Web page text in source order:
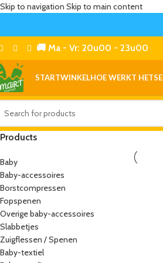
Skip to navigation Skip to main content
🚚 Ma - Vr: 20u00 - 23u00
STARTWINKELHOE WERKT HET
Products
Baby
Baby-accessoires
Borstcompressen
Fopspenen
Overige baby-accessoires
Slabbetjes
Zuigflessen / Spenen
Baby-textiel